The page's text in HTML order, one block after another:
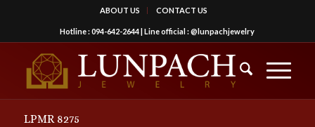
ABOUT US CONTACT US
Hotline :094-642-2644| Line official :@lunpachjewelry
LPMR 8275